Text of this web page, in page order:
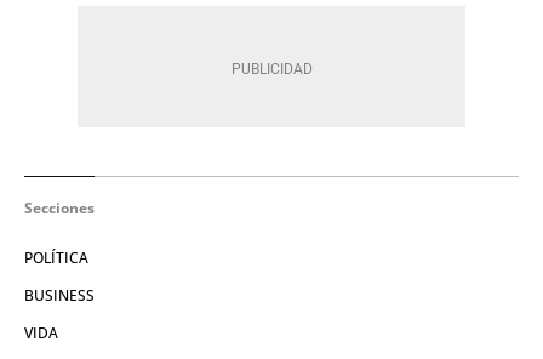
Secciones
POLÍTICA
BUSINESS
VIDA